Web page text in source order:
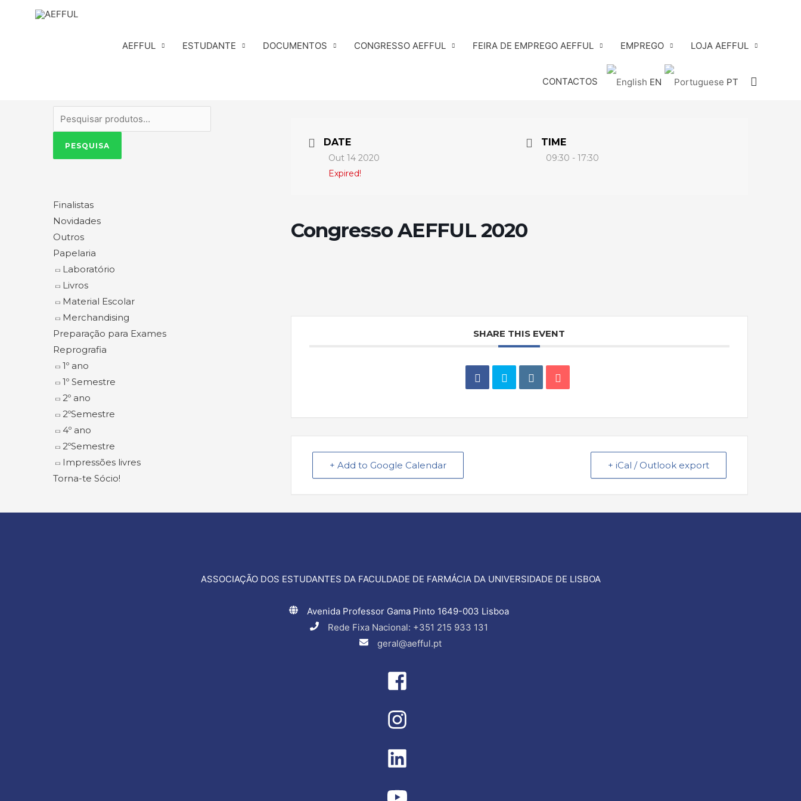
AEFFUL ESTUDANTE DOCUMENTOS CONGRESSO AEFFUL FEIRA DE EMPREGO AEFFUL EMPREGO LOJA AEFFUL
CONTACTOS EN PT Search
Pesquisar
por:
PESQUISA
Finalistas
Novidades
Outros
Papelaria
Laboratório
Livros
Material Escolar
Merchandising
Preparação para Exames
Reprografia
1º ano
1º Semestre
2º ano
2ºSemestre
4º ano
2ºSemestre
Impressões livres
Torna-te Sócio!
DATE
Out 14 2020
Expired!
TIME
09:30 - 17:30
Congresso AEFFUL 2020
SHARE THIS EVENT
+ Add to Google Calendar + iCal / Outlook export
ASSOCIAÇÃO DOS ESTUDANTES DA FACULDADE DE FARMÁCIA DA UNIVERSIDADE DE LISBOA
Avenida Professor Gama Pinto 1649-003 Lisboa
Rede Fixa Nacional: +351 215 933 131
geral@aefful.pt